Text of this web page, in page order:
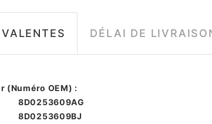
DÉLAI DE
(Numéro OEM) :
8D0253609AG
8D0253609BJ